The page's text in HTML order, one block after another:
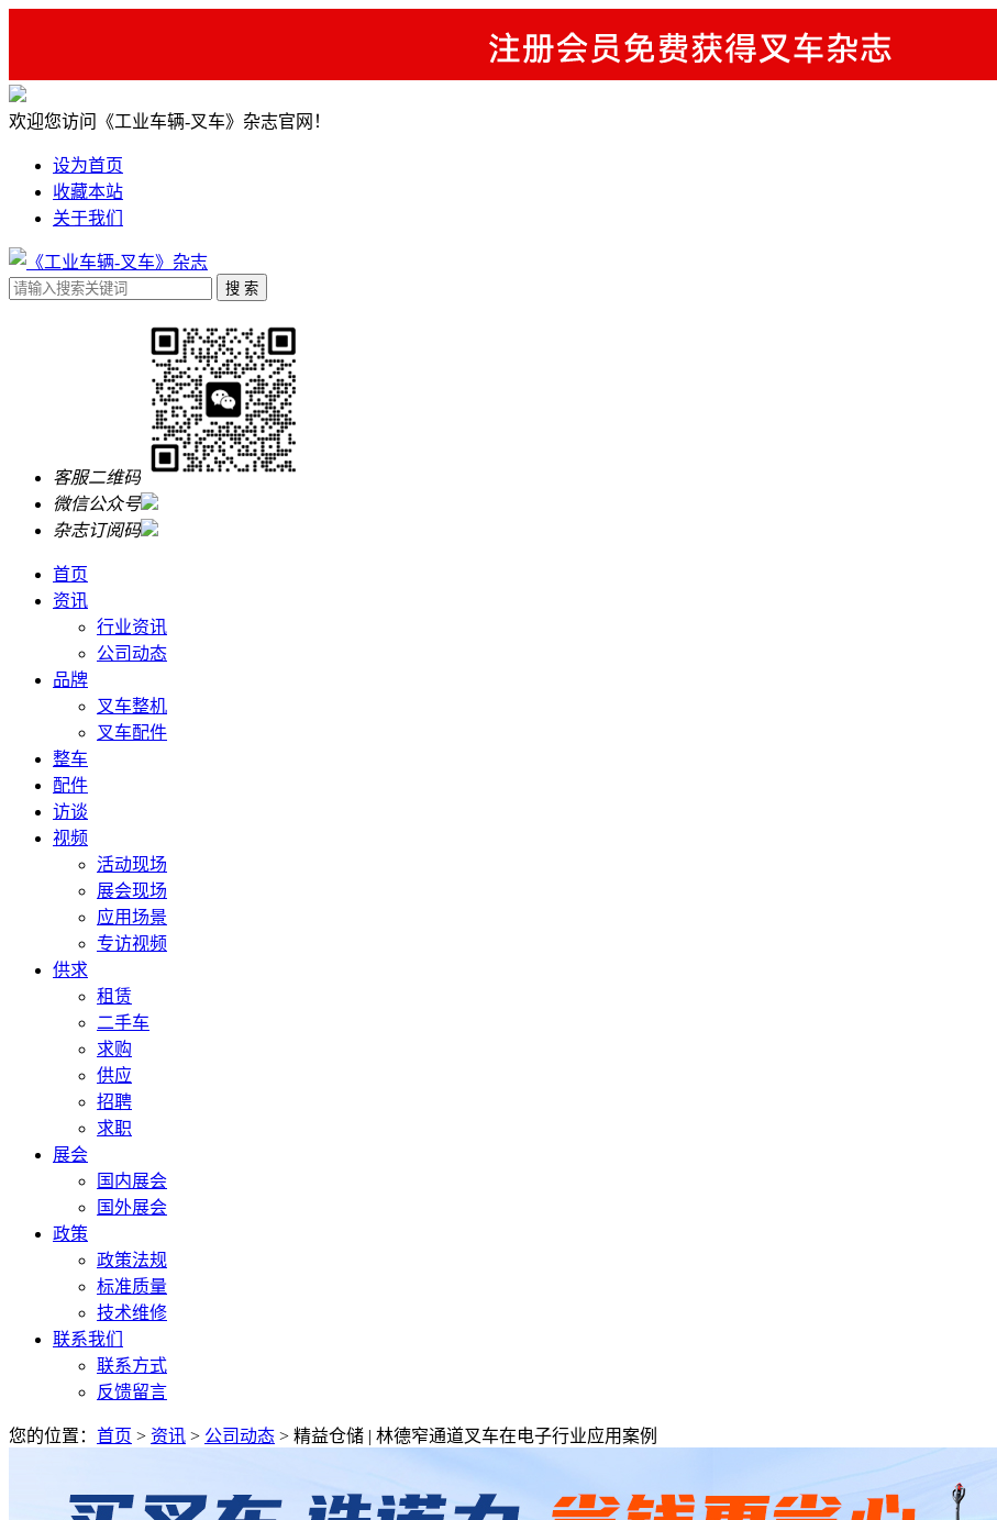
欢迎您访问《工业车辆-叉车》杂志官网！
设为首页
收藏本站
关于我们
客服二维码
微信公众号
杂志订阅码
首页
资讯
行业资讯
公司动态
品牌
叉车整机
叉车配件
整车
配件
访谈
视频
活动现场
展会现场
应用场景
专访视频
供求
租赁
二手车
求购
供应
招聘
求职
展会
国内展会
国外展会
政策
政策法规
标准质量
技术维修
联系我们
联系方式
反馈留言
您的位置： 首页 > 资讯 > 公司动态 > 精益仓储 | 林德窄通道叉车在电子行业应用案例